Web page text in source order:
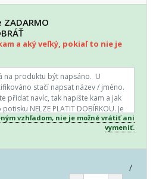
a aký veľký, pokiaľ to nie je
vzhľadom, nie je možné vrátiť ani
vymeniť.
/